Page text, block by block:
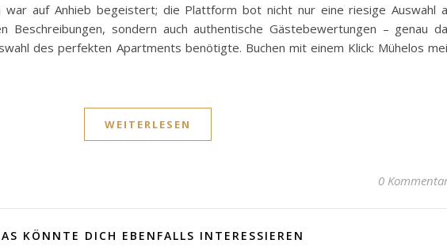
war auf Anhieb begeistert; die Plattform bot nicht nur eine riesige Auswahl
Beschreibungen, sondern auch authentische Gästebewertungen – genau
des perfekten Apartments benötigte. Buchen mit einem Klick: Mühelos
WEITERLESEN
0
KÖNNTE DICH EBENFALLS INTERESSIEREN